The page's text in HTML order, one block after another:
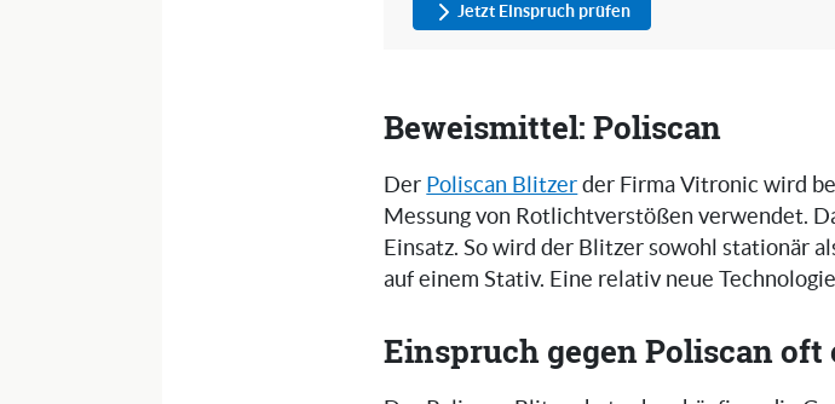
Jetzt Einspruch prüfen
Beweismittel: Poliscan
Der Poliscan Blitzer der Firma Vitronic wird
Messung von Rotlichtverstößen verwendet.
Einsatz. So wird der Blitzer sowohl stationär
auf einem Stativ. Eine relativ neue
Einspruch gegen Poliscan